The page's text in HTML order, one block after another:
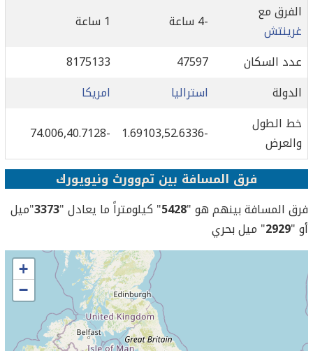
الفرق مع
غرينتش
-4 ساعة
1 ساعة
عدد السكان
47597
8175133
الدولة
استراليا
امريكا
خط الطول
والعرض
-1.69103,52.6336
-74.006,40.7128
فرق المسافة بين تم‌وورث ونيويورك
فرق المسافة بينهم هو "5428" كيلومتراً ما يعادل "3373"ميل
أو "2929" ميل بحري
+
−